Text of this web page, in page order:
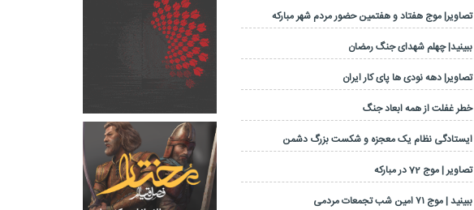
تصاویر| موج هفتاد و هفتمین حضور مردم شهر مبارکه
ببینید| چهلم شهدای جنگ رمضان
تصاویر| دهه نودی ها پای کار ایران
خطر غفلت از همه ابعاد جنگ
ایستادگی نظام یک معجزه و شکست بزرگ دشمن
تصاویر | موج 72 در مبارکه
ببینید | موج ۷۱ امین شب تجمعات مردمی